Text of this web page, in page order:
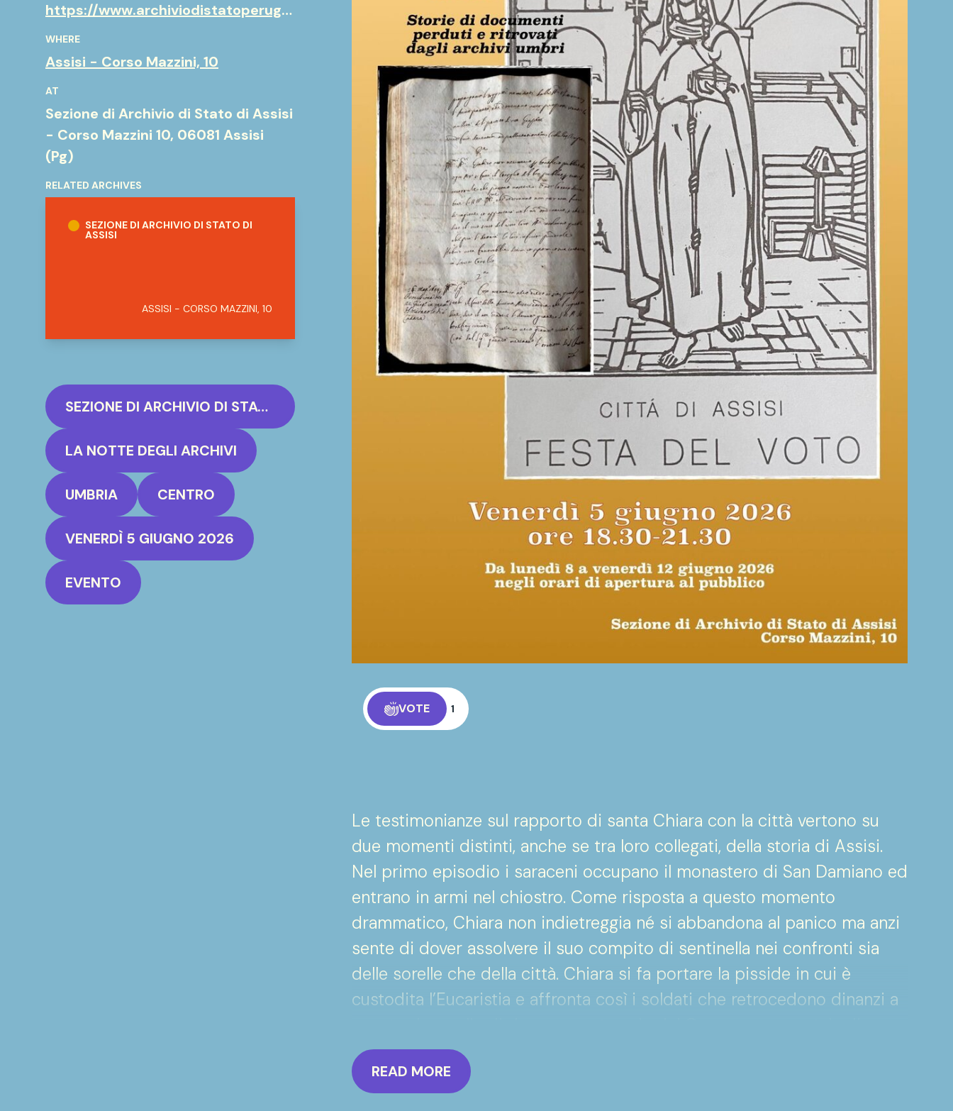
https://www.archiviodistatoperugia.it/
WHERE
Assisi - Corso Mazzini, 10
AT
Sezione di Archivio di Stato di Assisi
- Corso Mazzini 10, 06081 Assisi
(Pg)
RELATED ARCHIVES
SEZIONE DI ARCHIVIO DI STATO DI
ASSISI
ASSISI - CORSO MAZZINI, 10
SEZIONE DI ARCHIVIO DI STATO DI ASSISI
LA NOTTE DEGLI ARCHIVI
UMBRIA CENTRO
VENERDÌ 5 GIUGNO 2026
EVENTO
VOTE 1
Le testimonianze sul rapporto di santa Chiara con la città vertono su
due momenti distinti, anche se tra loro collegati, della storia di Assisi.
Nel primo episodio i saraceni occupano il monastero di San Damiano ed
entrano in armi nel chiostro. Come risposta a questo momento
drammatico, Chiara non indietreggia né si abbandona al panico ma anzi
sente di dover assolvere il suo compito di sentinella nei confronti sia
delle sorelle che della città. Chiara si fa portare la pisside in cui è
custodita l’Eucaristia e affronta così i soldati che retrocedono dinanzi a
Cristo.
Nel 1241 Vitale d’Aversa tenta di espugnare Assisi. Anche in questa
READ MORE